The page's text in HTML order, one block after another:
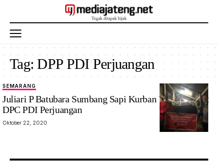
Tag:DPP PDI Perjuangan
SEMARANG
Juliari P Batubara Sumbang Sapi Kurban Untuk Empat
DPC PDI Perjuangan
Oktober 22, 2020